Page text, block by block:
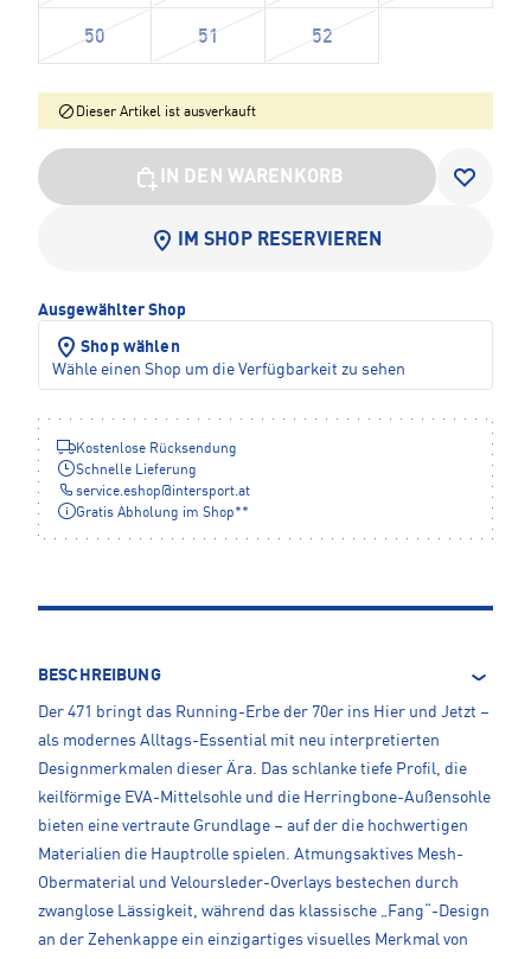
50 51 52
Dieser Artikel ist ausverkauft
IN DEN WARENKORB
IM SHOP RESERVIEREN
Ausgewählter Shop
Shop wählen
Wähle einen Shop um die Verfügbarkeit zu sehen
Kostenlose Rücksendung
Schnelle Lieferung
service.eshop@intersport.at
Gratis Abholung im Shop**
BESCHREIBUNG
Der 471 bringt das Running-Erbe der 70er ins Hier und Jetzt –
als modernes Alltags-Essential mit neu interpretierten
Designmerkmalen dieser Ära. Das schlanke tiefe Profil, die
keilförmige EVA-Mittelsohle und die Herringbone-Außensohle
bieten eine vertraute Grundlage – auf der die hochwertigen
Materialien die Hauptrolle spielen. Atmungsaktives Mesh-
Obermaterial und Veloursleder-Overlays bestechen durch
zwanglose Lässigkeit, während das klassische „Fang“-Design
an der Zehenkappe ein einzigartiges visuelles Merkmal von